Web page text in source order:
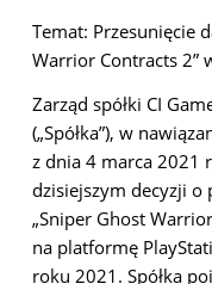
Temat: Przesunięcie
Warrior Contracts 2”
Zarząd spółki CI
(„Spółka”), w
z dnia 4 marca 2021
dzisiejszym decyzji
„Sniper Ghost
na platformę
roku 2021. Spółka